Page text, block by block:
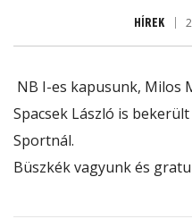
HÍREK
NB I-es kapusunk, Milos
Spacsek László is
Sportnál.
Büszkék vagyunk és